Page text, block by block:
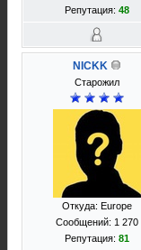
Репутация: 48
NICKK
Старожил
Откуда: Europe
Сообщений: 1 270
Репутация: 81